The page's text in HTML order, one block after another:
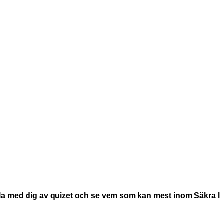
med dig av quizet och se vem som kan mest inom Säkra